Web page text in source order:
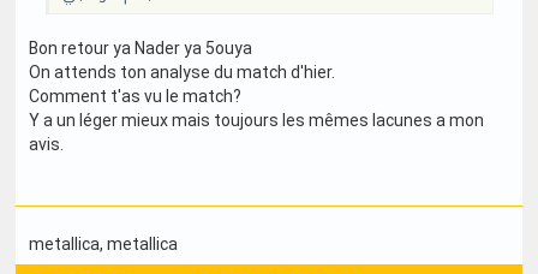
Bon retour ya Nader ya 5ouya
On attends ton analyse du match d'hier.
Comment t'as vu le match?
Y a un léger mieux mais toujours les mêmes lacunes a mon
avis.
metallica, metallica